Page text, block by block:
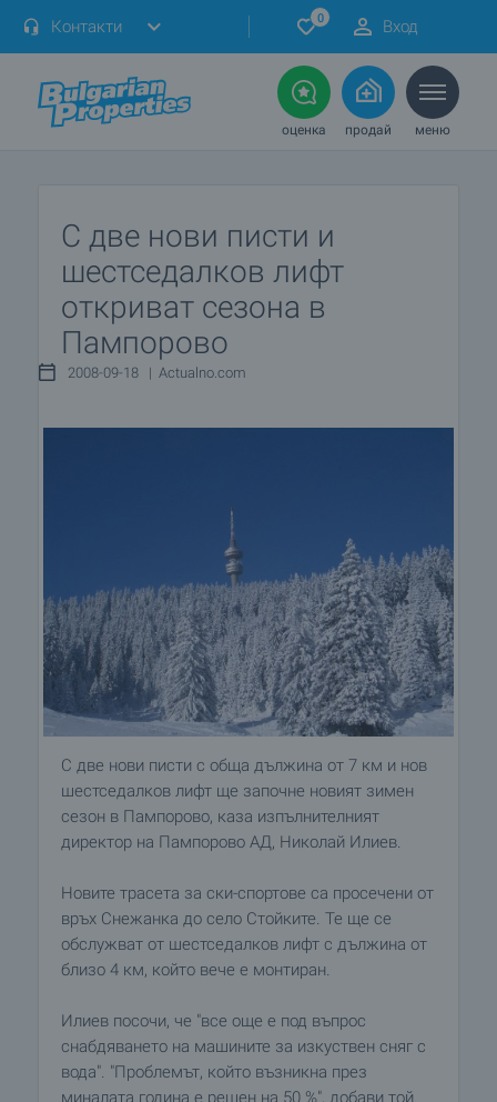
Контакти 0 Вход
оценка продай меню
С две нови писти и
шестседалков лифт
откриват сезона в
Пампорово
2008-09-18 | Actualno.com
С две нови писти с обща дължина от 7 км и нов
шестседалков лифт ще започне новият зимен
сезон в Пампорово, каза изпълнителният
директор на Пампорово АД, Николай Илиев.
Новите трасета за ски-спортове са просечени от
връх Снежанка до село Стойките. Те ще се
обслужват от шестседалков лифт с дължина от
близо 4 км, който вече е монтиран.
Илиев посочи, че "все още е под въпрос
снабдяването на машините за изкуствен сняг с
вода". "Проблемът, който възникна през
миналата година е решен на 50 %", добави той.